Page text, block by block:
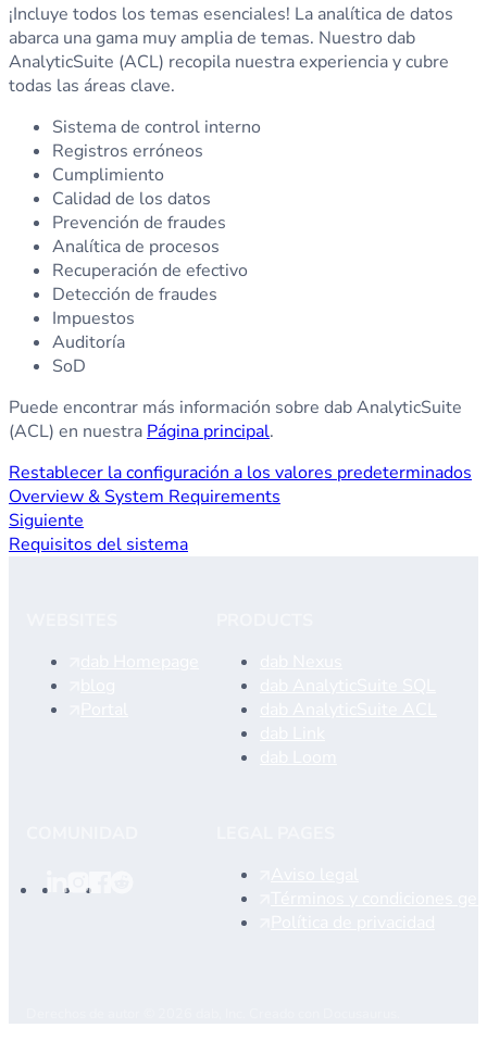
¡Incluye todos los temas esenciales! La analítica de datos
abarca una gama muy amplia de temas. Nuestro dab
AnalyticSuite (ACL) recopila nuestra experiencia y cubre
todas las áreas clave.
Sistema de control interno
Registros erróneos
Cumplimiento
Calidad de los datos
Prevención de fraudes
Analítica de procesos
Recuperación de efectivo
Detección de fraudes
Impuestos
Auditoría
SoD
Puede encontrar más información sobre dab AnalyticSuite
(ACL) en nuestra Página principal.
Restablecer la configuración a los valores predeterminados
Overview & System Requirements
Siguiente
Requisitos del sistema